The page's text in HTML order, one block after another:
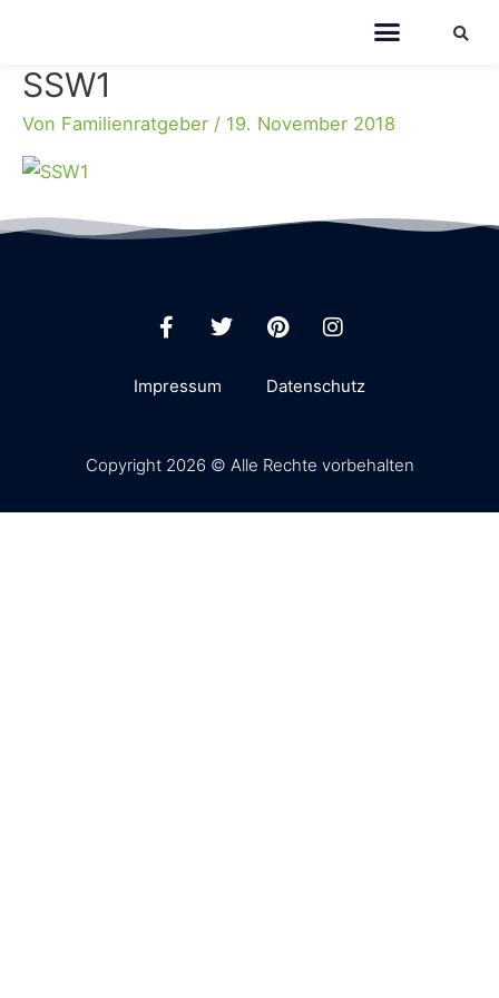
SSW1
Von Familienratgeber / 19. November 2018
Impressum Datenschutz
Copyright 2026 © Alle Rechte vorbehalten